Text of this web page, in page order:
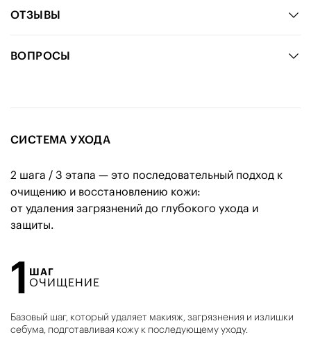
ОТЗЫВЫ
ВОПРОСЫ
СИСТЕМА УХОДА
2 шага / 3 этапа — это последовательный подход к
очищению и восстановлению кожи:
от удаления загрязнений до глубокого ухода и
защиты.
1 ШАГ
ОЧИЩЕНИЕ
Базовый шаг, который удаляет макияж, загрязнения и излишки
себума, подготавливая кожу к последующему уходу.